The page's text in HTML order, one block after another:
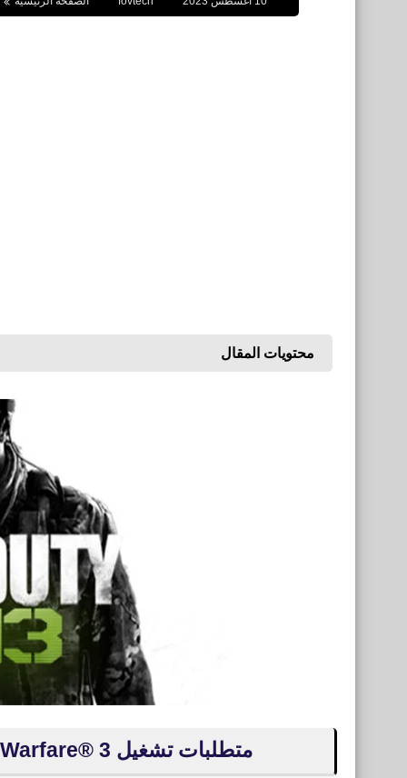
محتويات المقال
متطلبات تشغيل Call of Duty®: Modern Warfare® 3 على الكمبيوتر